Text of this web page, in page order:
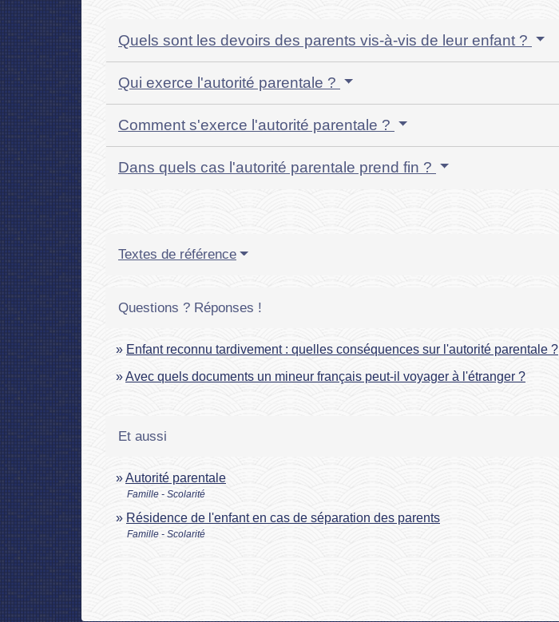
Quels sont les devoirs des parents vis-à-vis de leur enfant ?
Qui exerce l'autorité parentale ?
Comment s'exerce l'autorité parentale ?
Dans quels cas l'autorité parentale prend fin ?
Textes de référence
Questions ? Réponses !
Enfant reconnu tardivement : quelles conséquences sur l'autorité parentale ?
Avec quels documents un mineur français peut-il voyager à l'étranger ?
Et aussi
Autorité parentale
Famille - Scolarité
Résidence de l'enfant en cas de séparation des parents
Famille - Scolarité